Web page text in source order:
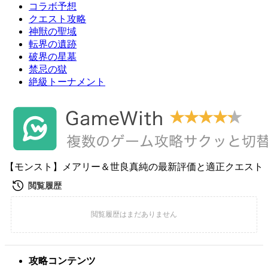
コラボ予想
クエスト攻略
神獣の聖域
転界の遺跡
破界の星墓
禁忌の獄
絶級トーナメント
【モンスト】メアリー＆世良真純の最新評価と適正クエスト
攻略コンテンツ